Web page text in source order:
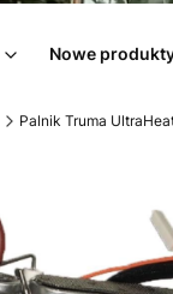
Nowe
Palnik Truma